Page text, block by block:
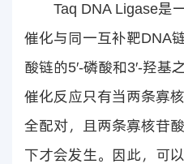
Taq DNA Ligase是一
催化与同一互补靶DNA
酸链的5′-磷酸和3′-羟基
催化反应只有当两条寡
全配对，且两条寡核苷
下才会发生。因此，可